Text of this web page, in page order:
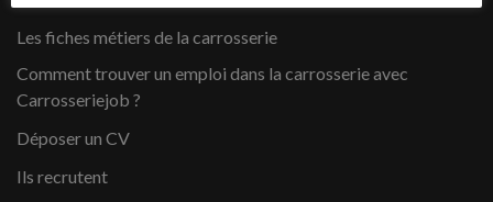
Les fiches métiers de la carrosserie
Comment trouver un emploi dans la carrosserie avec
Carrosseriejob ?
Déposer un CV
Ils recrutent